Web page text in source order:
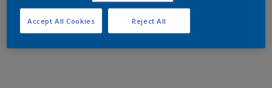
Reject All
Accept All Cookies